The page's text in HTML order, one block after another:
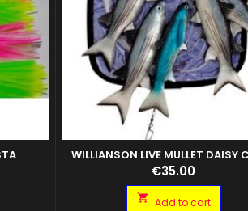
WILLIANSON LIVE MULLET DAISY
Branco di cefali da trainare
barca per attirare lecce e pesci
Price
€35.00
 Add to cart